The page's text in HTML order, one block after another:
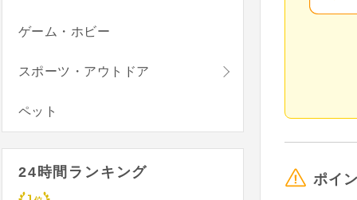
ポイ
ゲーム・ホビー
スポーツ・アウトドア
ペット
24時間ランキング